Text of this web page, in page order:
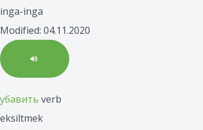
inga-inga
Modified: 04.11.2020
убавить verb
eksiltmek